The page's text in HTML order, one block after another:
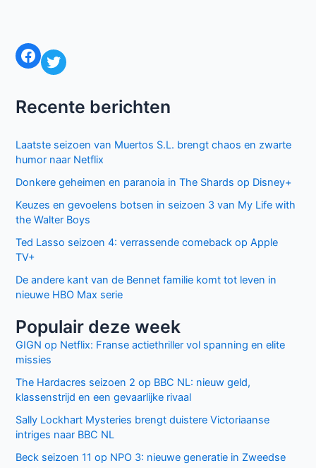
Facebook Twitter
Recente berichten
Laatste seizoen van Muertos S.L. brengt chaos en zwarte
humor naar Netflix
Donkere geheimen en paranoia in The Shards op Disney+
Keuzes en gevoelens botsen in seizoen 3 van My Life with
the Walter Boys
Ted Lasso seizoen 4: verrassende comeback op Apple
TV+
De andere kant van de Bennet familie komt tot leven in
nieuwe HBO Max serie
Populair deze week
GIGN op Netflix: Franse actiethriller vol spanning en elite
missies
The Hardacres seizoen 2 op BBC NL: nieuw geld,
klassenstrijd en een gevaarlijke rivaal
Sally Lockhart Mysteries brengt duistere Victoriaanse
intriges naar BBC NL
Beck seizoen 11 op NPO 3: nieuwe generatie in Zweedse